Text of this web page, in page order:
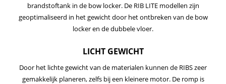
brandstoftank in de bow locker. De RIB LITE modellen zijn
geoptimaliseerd in het gewicht door het ontbreken van de bow
locker en de dubbele vloer.
LICHT GEWICHT
Door het lichte gewicht van de materialen kunnen de RIBS zeer
gemakkelijk planeren, zelfs bij een kleinere motor. De romp is